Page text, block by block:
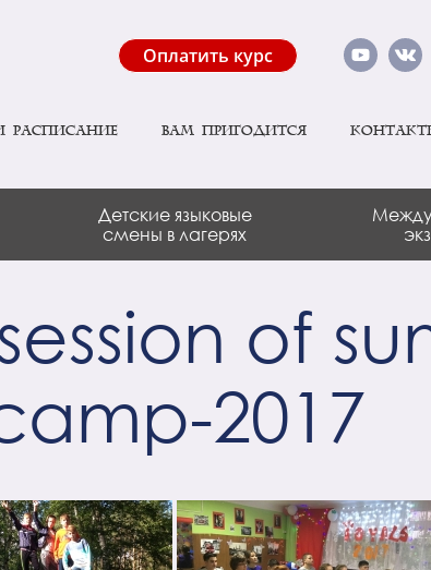
Оплатить курс
расписание Вам пригодится
Детские языковые
смены в лагерях
of
2017